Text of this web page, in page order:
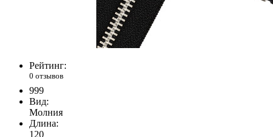
Рейтинг:
0 отзывов
999
Вид:
Молния
Длина:
120